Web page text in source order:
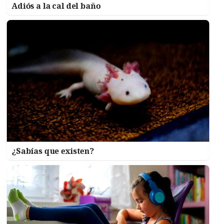
Adiós a la cal del baño
¿Sabías que existen?